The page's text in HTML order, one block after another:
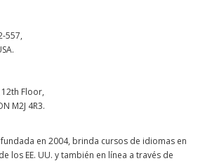
557,
Floor,
M2J 4R3.
fundada en 2004, brinda cursos de idiomas en
los EE. UU. y también en línea a través de